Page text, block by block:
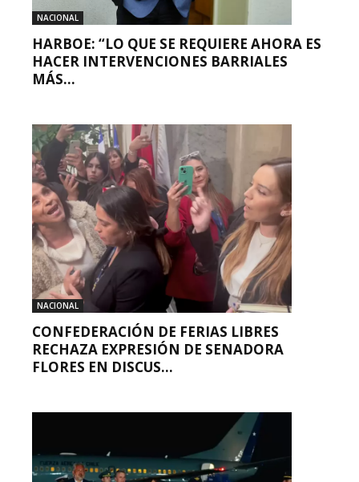
NACIONAL
HARBOE: “LO QUE SE REQUIERE AHORA ES
HACER INTERVENCIONES BARRIALES
MÁS...
NACIONAL
CONFEDERACIÓN DE FERIAS LIBRES
RECHAZA EXPRESIÓN DE SENADORA
FLORES EN DISCUS...